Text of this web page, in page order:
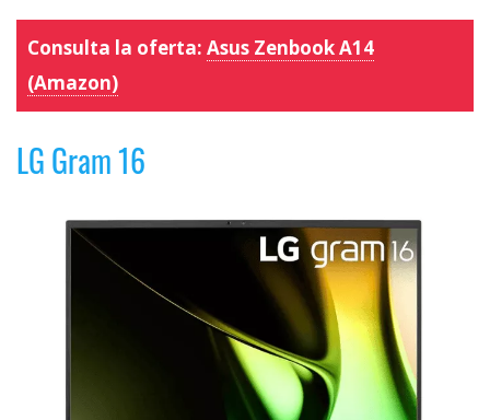
Consulta la oferta: Asus Zenbook A14
(Amazon)
LG Gram 16